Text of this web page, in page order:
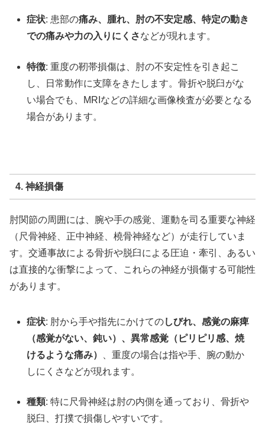
症状: 患部の痛み、腫れ、肘の不安定感、特定の動き
での痛みや力の入りにくさなどが現れます。
特徴: 重度の靭帯損傷は、肘の不安定性を引き起こ
し、日常動作に支障をきたします。骨折や脱臼がな
い場合でも、MRIなどの詳細な画像検査が必要となる
場合があります。
4. 神経損傷
肘関節の周囲には、腕や手の感覚、運動を司る重要な神経
（尺骨神経、正中神経、橈骨神経など）が走行していま
す。交通事故による骨折や脱臼による圧迫・牽引、あるい
は直接的な衝撃によって、これらの神経が損傷する可能性
があります。
症状: 肘から手や指先にかけてのしびれ、感覚の麻痺
（感覚がない、鈍い）、異常感覚（ピリピリ感、焼
けるような痛み）
、重度の場合は指や手、腕の動か
しにくさなどが現れます。
種類: 特に尺骨神経は肘の内側を通っており、骨折や
脱臼、打撲で損傷しやすいです。